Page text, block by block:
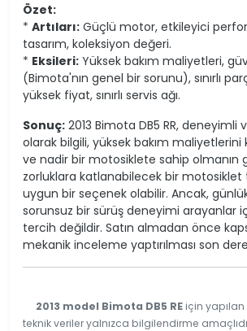
Özet:
* Artıları: Güçlü motor, etkileyici
tasarım, koleksiyon değeri.
* Eksileri: Yüksek bakım maliyetleri,
(Bimota'nın genel bir sorunu), sınırlı
yüksek fiyat, sınırlı servis ağı.
Sonuç: 2013 Bimota DB5 RR, deneyimli
olarak bilgili, yüksek bakım maliyetlerini
ve nadir bir motosiklete sahip olmanın
zorluklara katlanabilecek bir
uygun bir seçenek olabilir. Ancak,
sorunsuz bir sürüş deneyimi arayanlar
tercih değildir. Satın almadan önce
mekanik inceleme yaptırılması son
2013 model Bimota DB5 RE için
teknik veriler yalnızca bilgilendirme